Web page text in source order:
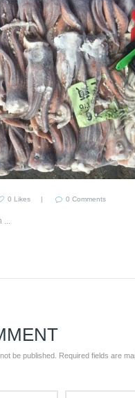
0 Likes 0 Comments
...
be published. Required fields are